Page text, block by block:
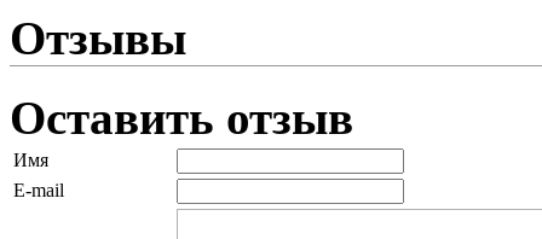
Отзывы
Оставить отзыв
Имя
E-mail